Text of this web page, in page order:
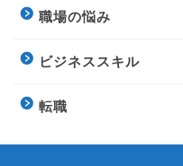
職場の悩み
ビジネススキル
転職